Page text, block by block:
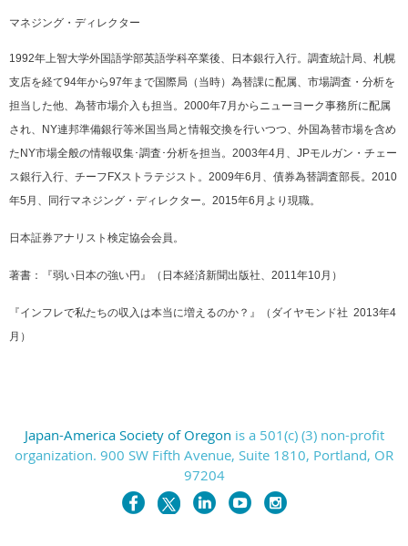
マネジング・ディレクター
1992年上智大学外国語学部英語学科卒業後、日本銀行入行。調査統計局、札幌
支店を経て94年から97年まで国際局（当時）為替課に配属、市場調査・分析を
担当した他、為替市場介入も担当。2000年7月からニューヨーク事務所に配属
され、NY連邦準備銀行等米国当局と情報交換を行いつつ、外国為替市場を含め
たNY市場全般の情報収集･調査･分析を担当。2003年4月、JPモルガン・チェー
ス銀行入行、チーフFXストラテジスト。2009年6月、債券為替調査部長。2010
年5月、同行マネジング・ディレクター。2015年6月より現職。
日本証券アナリスト検定協会会員。
著書：『弱い日本の強い円』（日本経済新聞出版社、 2011年10月）
『インフレで私たちの収入は本当に増えるのか？』（ダイヤモンド社 2013年4
月）
Japan-America Society of Oregon is a 501(c) (3) non-profit
organization. 900 SW Fifth Avenue, Suite 1810, Portland, OR
97204